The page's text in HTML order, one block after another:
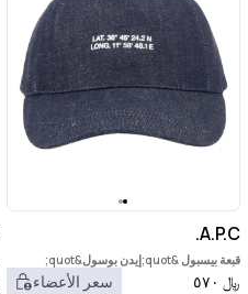
A.P.C.
قبعة بيسبول &quot;إيدن بوسول&quot;
﷼ ٥٧٠ سعر الأعضاء